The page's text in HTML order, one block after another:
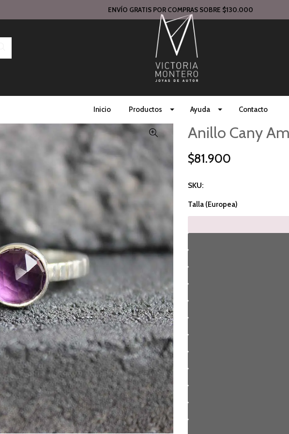
ENVÍO GRATIS POR COMPRAS SOBRE $130.000
Inicio Productos Ayuda Contacto
Anillo Cany
$81.900
SKU:
Talla (Europea)